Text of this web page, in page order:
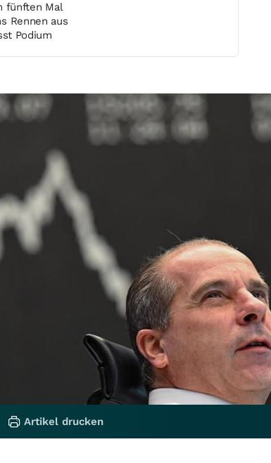
fünften Mal
Rennen aus
Podium
Artikel drucken